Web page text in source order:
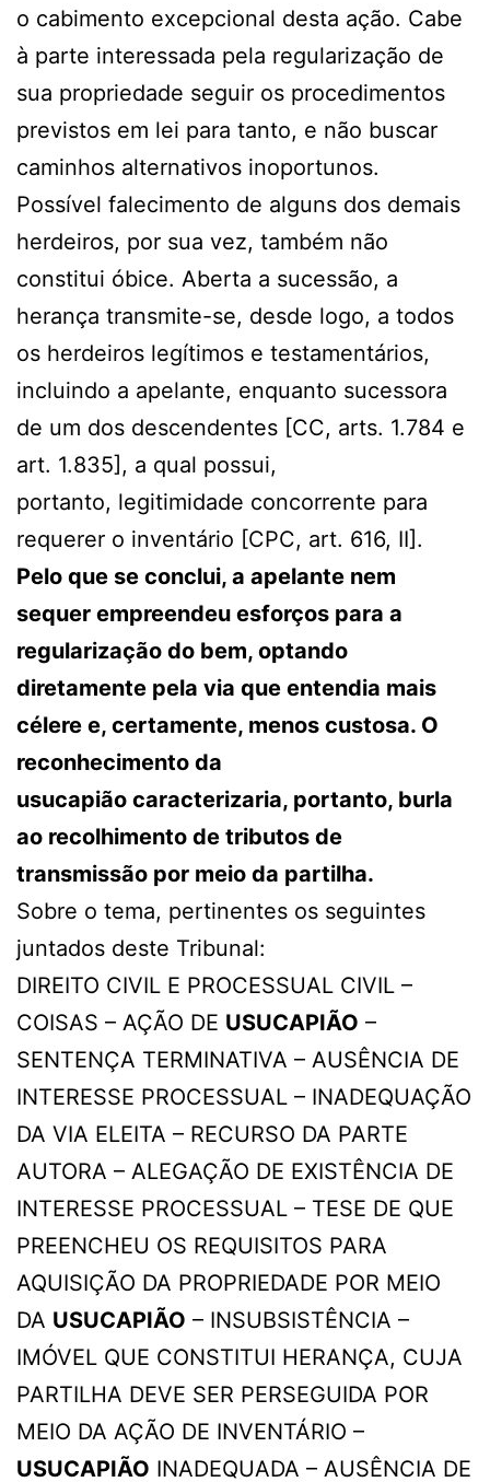
o cabimento excepcional desta ação. Cabe
à parte interessada pela regularização de
sua propriedade seguir os procedimentos
previstos em lei para tanto, e não buscar
caminhos alternativos inoportunos.
Possível falecimento de alguns dos demais
herdeiros, por sua vez, também não
constitui óbice. Aberta a sucessão, a
herança transmite-se, desde logo, a todos
os herdeiros legítimos e testamentários,
incluindo a apelante, enquanto sucessora
de um dos descendentes [CC, arts. 1.784 e
art. 1.835], a qual possui,
portanto, legitimidade concorrente para
requerer o inventário [CPC, art. 616, II].
Pelo que se conclui, a apelante nem
sequer empreendeu esforços para a
regularização do bem, optando
diretamente pela via que entendia mais
célere e, certamente, menos custosa. O
reconhecimento da
usucapião caracterizaria, portanto, burla
ao recolhimento de tributos de
transmissão por meio da partilha.
Sobre o tema, pertinentes os seguintes
juntados deste Tribunal:
DIREITO CIVIL E PROCESSUAL CIVIL –
COISAS – AÇÃO DE USUCAPIÃO –
SENTENÇA TERMINATIVA – AUSÊNCIA DE
INTERESSE PROCESSUAL – INADEQUAÇÃO
DA VIA ELEITA – RECURSO DA PARTE
AUTORA – ALEGAÇÃO DE EXISTÊNCIA DE
INTERESSE PROCESSUAL – TESE DE QUE
PREENCHEU OS REQUISITOS PARA
AQUISIÇÃO DA PROPRIEDADE POR MEIO
DA USUCAPIÃO – INSUBSISTÊNCIA –
IMÓVEL QUE CONSTITUI HERANÇA, CUJA
PARTILHA DEVE SER PERSEGUIDA POR
MEIO DA AÇÃO DE INVENTÁRIO –
USUCAPIÃO INADEQUADA – AUSÊNCIA DE